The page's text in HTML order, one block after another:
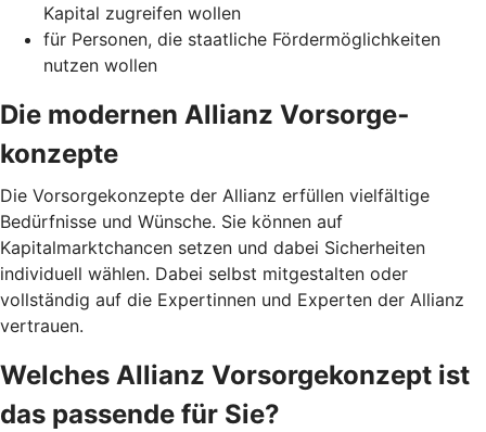
Kapital zugreifen wollen
für Personen, die staatliche Fördermöglichkeiten
nutzen wollen
Die modernen Allianz Vorsorge­
konzepte
Die Vorsorgekonzepte der Allianz erfüllen vielfältige
Bedürfnisse und Wünsche. Sie können auf
Kapitalmarktchancen setzen und dabei Sicherheiten
individuell wählen. Dabei selbst mitgestalten oder
vollständig auf die Expertinnen und Experten der Allianz
vertrauen.
Welches Allianz Vorsorgekonzept ist
das passende für Sie?